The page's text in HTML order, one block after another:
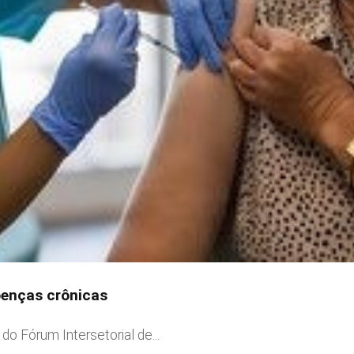
crônicas
Fórum Intersetorial de...